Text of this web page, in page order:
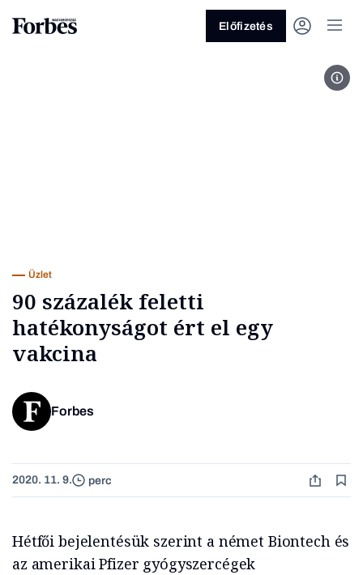
Előfizetés
Üzlet
90 százalék feletti
hatékonyságot ért el egy
vakcina
Forbes
2020. 11. 9. perc
Hétfői bejelentésük szerint a német Biontech és
az amerikai Pfizer gyógyszercégek